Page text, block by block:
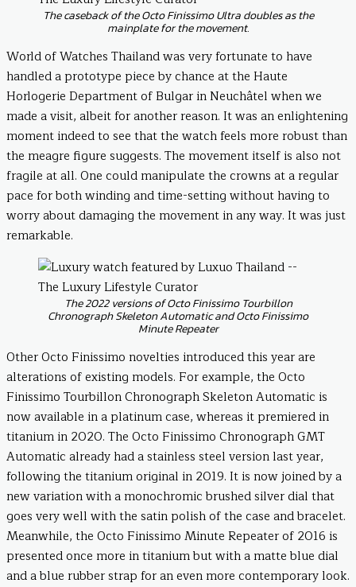
The caseback of the Octo Finissimo Ultra doubles as the
mainplate for the movement.
World of Watches Thailand was very fortunate to have
handled a prototype piece by chance at the Haute
Horlogerie Department of Bulgar in Neuchâtel when we
made a visit, albeit for another reason. It was an enlightening
moment indeed to see that the watch feels more robust than
the meagre figure suggests. The movement itself is also not
fragile at all. One could manipulate the crowns at a regular
pace for both winding and time-setting without having to
worry about damaging the movement in any way. It was just
remarkable.
The 2022 versions of Octo Finissimo Tourbillon
Chronograph Skeleton Automatic and Octo Finissimo
Minute Repeater
Other Octo Finissimo novelties introduced this year are
alterations of existing models. For example, the Octo
Finissimo Tourbillon Chronograph Skeleton Automatic is
now available in a platinum case, whereas it premiered in
titanium in 2020. The Octo Finissimo Chronograph GMT
Automatic already had a stainless steel version last year,
following the titanium original in 2019. It is now joined by a
new variation with a monochromic brushed silver dial that
goes very well with the satin polish of the case and bracelet.
Meanwhile, the Octo Finissimo Minute Repeater of 2016 is
presented once more in titanium but with a matte blue dial
and a blue rubber strap for an even more contemporary look.